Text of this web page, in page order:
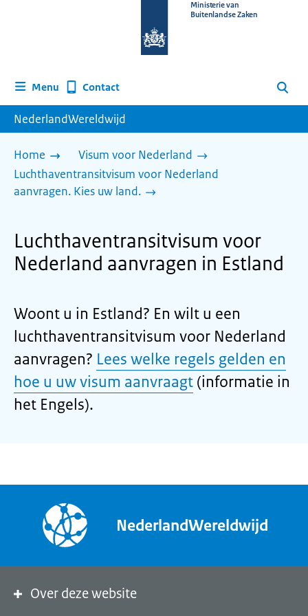
homepage
Ministerie van
Buitenlandse Zaken
Menu Contact Zoeken
NederlandWereldwijd
Home
Visum voor Nederland
Luchthaventransitvisum voor Nederland
aanvragen. Kies uw land.
Luchthaventransitvisum voor
Nederland aanvragen in Estland
Woont u in Estland? En wilt u een
luchthaventransitvisum voor Nederland
aanvragen? Lees welke regels gelden en
hoe u uw visum aanvraagt (informatie in
het Engels).
NederlandWereldwijd
Over deze website